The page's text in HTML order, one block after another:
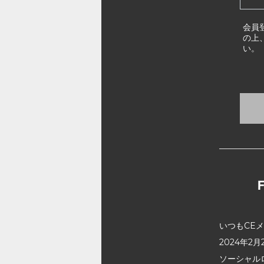
会員
の上
い。
いつもCE
2024年2月
ソーシャ